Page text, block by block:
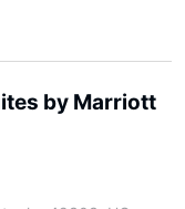
by Marriott